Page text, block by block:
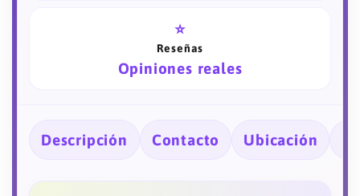
⭐
Reseñas
Opiniones reales
Descripción Contacto Ubicación